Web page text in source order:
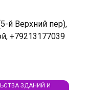
й Верхний пер),
+79213177039
ЗДАНИЙ И